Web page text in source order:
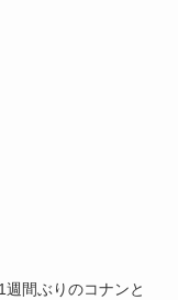
間ぶりのコナンと